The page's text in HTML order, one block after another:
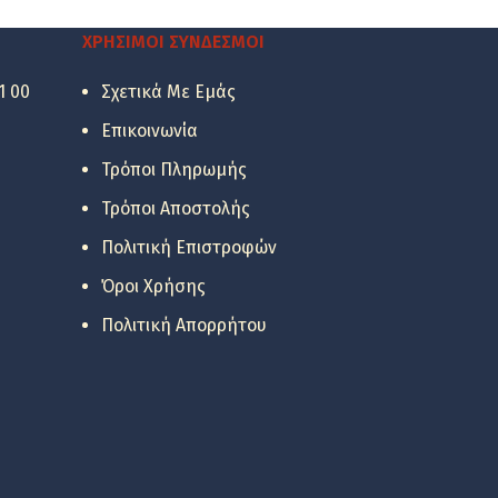
358.36 €.είναι:
161.00 €.
00
ΧΡΉΣΙΜΟΙ ΣΎΝΔΕΣΜΟΙ
Σχετικά Με Εμάς
Επικοινωνία
Τρόποι Πληρωμής
Τρόποι Αποστολής
Πολιτική Επιστροφών
Όροι Χρήσης
Πολιτική Απορρήτου